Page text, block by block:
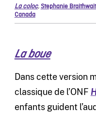
La coloc,Stephanie
Canada
La boue
Dans cette version
classique de l’ONF
enfants guident